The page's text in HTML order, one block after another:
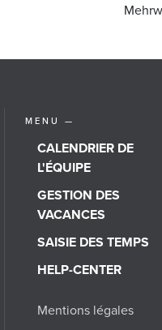
MENU —
CALENDRIER DE
L'ÉQUIPE
GESTION DES
VACANCES
SAISIE DES TEMPS
HELP-CENTER
Mentions légales